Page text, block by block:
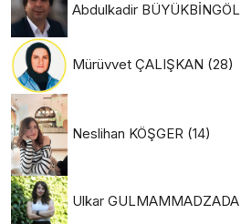
Abdulkadir BÜYÜKBİNGÖL
Mürüvvet ÇALIŞKAN (28)
Neslihan KÖŞGER (14)
Ulkar GULMAMMADZADA